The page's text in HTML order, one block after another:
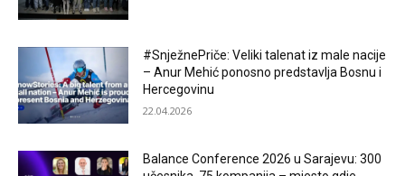
#SnježnePriče: Veliki talenat iz male nacije
– Anur Mehić ponosno predstavlja Bosnu i
Hercegovinu
22.04.2026
Balance Conference 2026 u Sarajevu: 300